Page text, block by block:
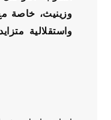
وزينيث، خاصة
واستقلالية